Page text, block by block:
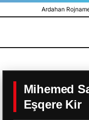
Ardahan
Mihemed
Eşqere Kir